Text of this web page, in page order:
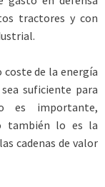
tractores y con
coste de la energía
suficiente para
es importante,
también lo es la
cadenas de valor